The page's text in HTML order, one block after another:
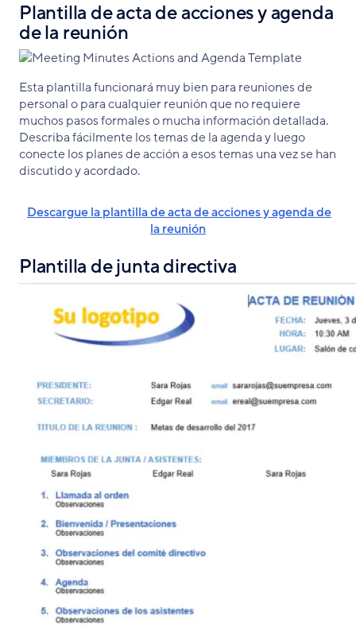
Plantilla de acta de acciones y agenda
de la reunión
Esta plantilla funcionará muy bien para reuniones de
personal o para cualquier reunión que no requiere
muchos pasos formales o mucha información detallada.
Describa fácilmente los temas de la agenda y luego
conecte los planes de acción a esos temas una vez se han
discutido y acordado.
Descargue la plantilla de acta de acciones y agenda de
la reunión
Plantilla de junta directiva